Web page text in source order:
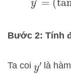
Bước 2: Tính
Ta coi y′là